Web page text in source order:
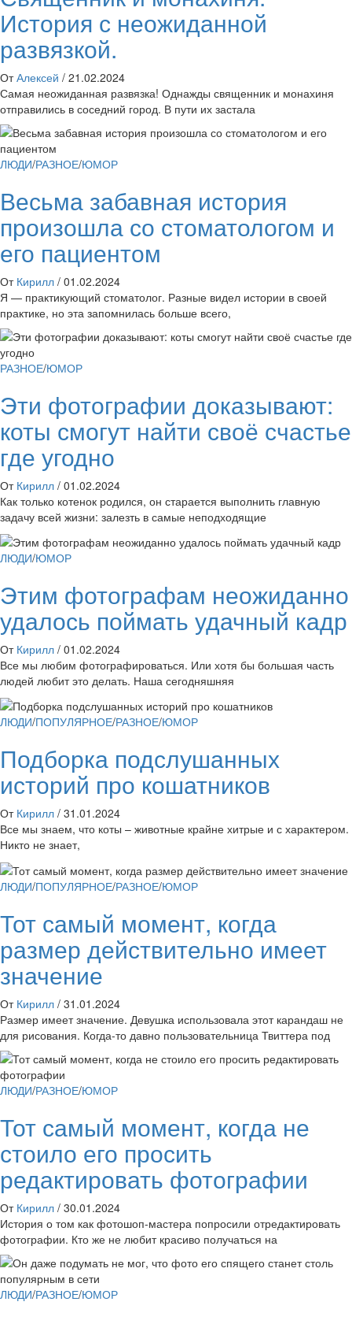
История с неожиданной
развязкой.
От Алексей / 21.02.2024
Самая неожиданная развязка! Однажды священник и монахиня
отправились в соседний город. В пути их застала
ЛЮДИ/РАЗНОЕ/ЮМОР
Весьма забавная история
произошла со стоматологом и
его пациентом
От Кирилл / 01.02.2024
Я — практикующий стоматолог. Разные видел истории в своей
практике, но эта запомнилась больше всего,
РАЗНОЕ/ЮМОР
Эти фотографии доказывают:
коты смогут найти своё счастье
где угодно
От Кирилл / 01.02.2024
Как только котенок родился, он старается выполнить главную
задачу всей жизни: залезть в самые неподходящие
ЛЮДИ/ЮМОР
Этим фотографам неожиданно
удалось поймать удачный кадр
От Кирилл / 01.02.2024
Все мы любим фотографироваться. Или хотя бы большая часть
людей любит это делать. Наша сегодняшняя
ЛЮДИ/ПОПУЛЯРНОЕ/РАЗНОЕ/ЮМОР
Подборка подслушанных
историй про кошатников
От Кирилл / 31.01.2024
Все мы знаем, что коты – животные крайне хитрые и с характером.
Никто не знает,
ЛЮДИ/ПОПУЛЯРНОЕ/РАЗНОЕ/ЮМОР
Тот самый момент, когда
размер действительно имеет
значение
От Кирилл / 31.01.2024
Размер имеет значение. Девушка использовала этот карандаш не
для рисования. Когда-то давно пользовательница Твиттера под
ЛЮДИ/РАЗНОЕ/ЮМОР
Тот самый момент, когда не
стоило его просить
редактировать фотографии
От Кирилл / 30.01.2024
История о том как фотошоп-мастера попросили отредактировать
фотографии. Кто же не любит красиво получаться на
ЛЮДИ/РАЗНОЕ/ЮМОР